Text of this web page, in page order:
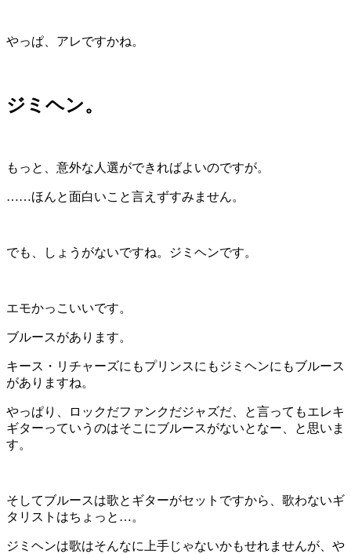
やっぱ、アレですかね。
ジミヘン。
もっと、意外な人選ができればよいのですが。
……ほんと面白いこと言えずすみません。
でも、しょうがないですね。ジミヘンです。
エモかっこいいです。
ブルースがあります。
キース・リチャーズにもプリンスにもジミヘンにもブルース
がありますね。
やっぱり、ロックだファンクだジャズだ、と言ってもエレキ
ギターっていうのはそこにブルースがないとなー、と思いま
す。
そしてブルースは歌とギターがセットですから、歌わないギ
タリストはちょっと …。
ジミヘンは歌はそんなに上手じゃないかもせれませんが、や